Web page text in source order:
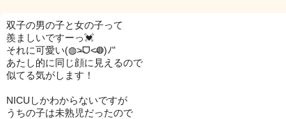
双子の男の子と女の子って
羨ましいですーっ💓
それに可愛い(◍˃̶ᗜ˂̶◍)ﾉ"
あたし的に同じ顔に見えるので
似てる気がします！
NICUしかわからないですが
うちの子は未熟児だったので